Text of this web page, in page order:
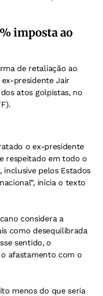
imposta ao
de retaliação ao
presidente Jair
atos golpistas, no
o ex-presidente
respeitado em todo o
pelos Estados
inicia o texto
considera a
como desequilibrada
sentido, o
afastamento com o
menos do que seria